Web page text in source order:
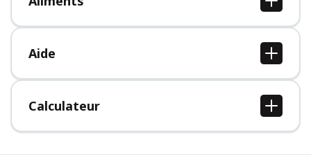
Tous les aliments
Aide
Centre d'aide
Calculateur
Calcul IMC
Calcul poids idéal